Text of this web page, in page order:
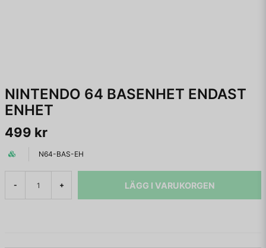
NINTENDO 64 BASENHET ENDAST
ENHET
499 kr
N64-BAS-EH
- + LÄGG I VARUKORGEN